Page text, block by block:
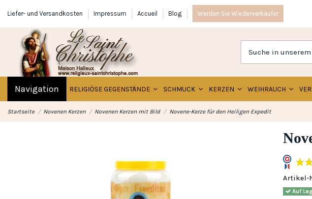
Liefer- und Versandkosten Impressum Accueil Blog Werden Sie Wiederverkäufer
Navigation RELIGIÖSE GEGENSTÄNDE SCHMUCK KERZEN WEIHRAUCH
Startseite Novenen Kerzen Novenen Kerzen mit Bild Novene-Kerze für den Heiligen Expedit
Artikel-
Auf